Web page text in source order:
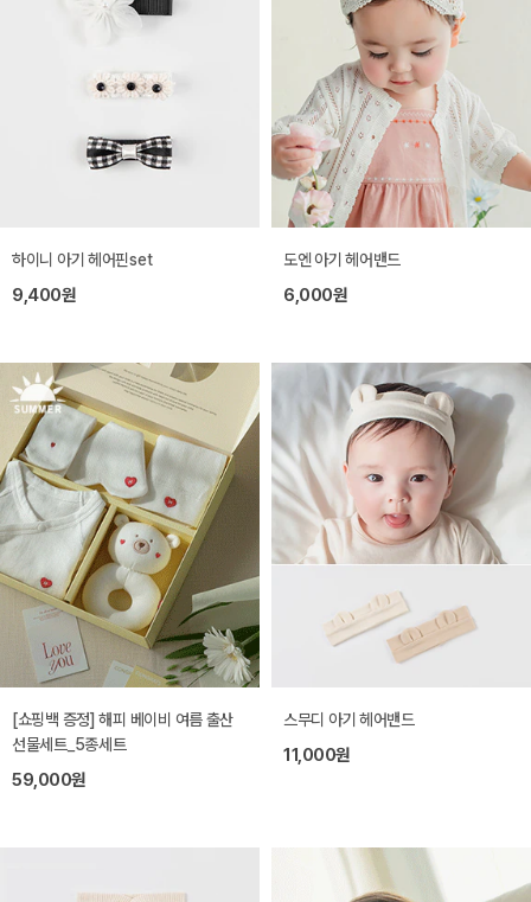
하이니 아기 헤어핀set
9,400원
도엔 아기 헤어밴드
6,000원
[쇼핑백 증정] 해피 베이비 여름 출산
선물세트_5종세트
59,000원
스무디 아기 헤어밴드
11,000원